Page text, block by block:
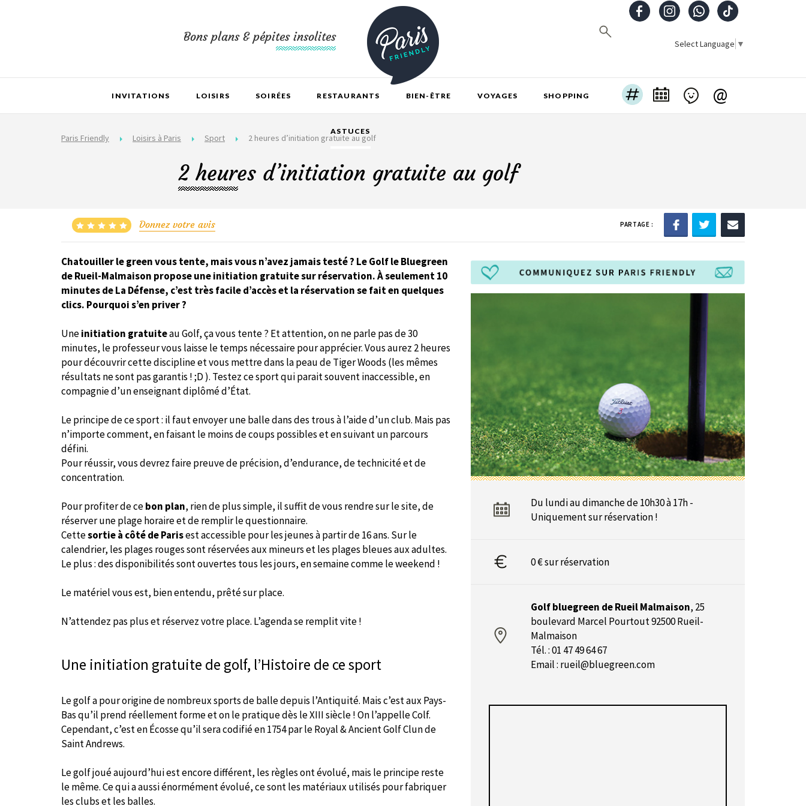
Bons plans & pépites insolites Select Language ▼
INVITATIONS LOISIRS SOIRÉES RESTAURANTS BIEN-ÊTRE VOYAGES SHOPPING
ASTUCES
@
Paris Friendly Loisirs à Paris Sport 2 heures d’initiation gratuite au golf
2 heures d’initiation gratuite au golf
Donnez votre avis PARTAGE :
Chatouiller le green vous tente, mais vous n’avez jamais testé ? Le Golf le Bluegreen
de Rueil-Malmaison propose une initiation gratuite sur réservation. À seulement 10
minutes de La Défense, c’est très facile d’accès et la réservation se fait en quelques
clics. Pourquoi s’en priver ?
Uneinitiation gratuiteau Golf, ça vous tente ? Et attention, on ne parle pas de 30
minutes, le professeur vous laisse le temps nécessaire pour apprécier. Vous aurez 2 heures
pour découvrir cette discipline et vous mettre dans la peau de Tiger Woods (les mêmes
résultats ne sont pas garantis ! ;D ). Testez ce sport qui parait souvent inaccessible, en
compagnie d’un enseignant diplômé d’État.
Le principe de ce sport : il faut envoyer une balle dans des trous à l’aide d’un club. Mais pas
n’importe comment, en faisant le moins de coups possibles et en suivant un parcours
défini.
Pour réussir, vous devrez faire preuve de précision, d’endurance, de technicité et de
concentration.
Pour profiter de cebon plan, rien de plus simple, il suffit de vous rendre sur le site, de
réserver une plage horaire et de remplir le questionnaire.
Cettesortie à côté de Parisest accessible pour les jeunes à partir de 16 ans. Sur le
calendrier, les plages rouges sont réservées aux mineurs et les plages bleues aux adultes.
Le plus : des disponibilités sont ouvertes tous les jours, en semaine comme le weekend !
Le matériel vous est, bien entendu, prêté sur place.
N’attendez pas plus et réservez votre place. L’agenda se remplit vite !
Une initiation gratuite de golf, l’Histoire de ce sport
Le golf a pour origine de nombreux sports de balle depuis l’Antiquité. Mais c’est aux Pays-
Bas qu’il prend réellement forme et on le pratique dès le XIII siècle ! On l’appelle Colf.
Cependant, c’est en Écosse qu’il sera codifié en 1754 par le Royal & Ancient Golf Clun de
Saint Andrews.
Le golf joué aujourd’hui est encore différent, les règles ont évolué, mais le principe reste
le même. Ce qui a aussi énormément évolué, ce sont les matériaux utilisés pour fabriquer
les clubs et les balles.
Du lundi au dimanche de 10h30 à 17h -
Uniquement sur réservation !
0 € sur réservation
Golf bluegreen de Rueil Malmaison, 25
boulevard Marcel Pourtout 92500 Rueil-
Malmaison
Tél. : 01 47 49 64 67
Email : rueil@bluegreen.com